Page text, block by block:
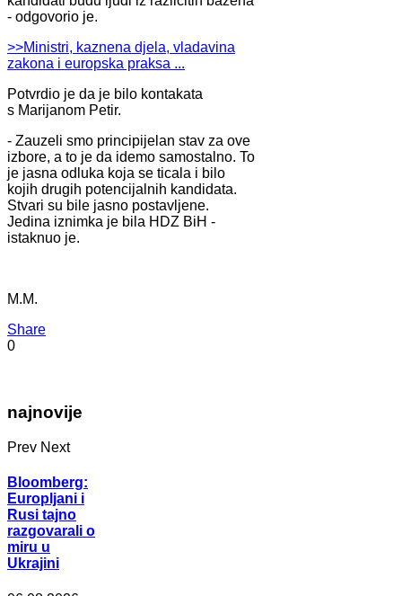
- odgovorio je.
>>Ministri, kaznena djela, vladavina
zakona i europska praksa ...
Potvrdio je da je bilo kontakata
s Marijanom Petir.
- Zauzeli smo principijelan stav za ove
izbore, a to je da idemo samostalno. To
je jasna odluka koja se ticala i bilo
kojih drugih potencijalnih kandidata.
Stvari su bile jasno postavljene.
Jedina iznimka je bila HDZ BiH -
istaknuo je.
M.M.
Share
0
najnovije
Prev Next
Bloomberg:
Europljani i
Rusi tajno
razgovarali o
miru u
Ukrajini